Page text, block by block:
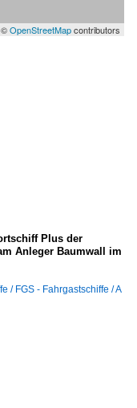
©OpenStreetMapcontributors
Plus der
Anleger Baumwall im
/ FGS - Fahrgastschiffe / A